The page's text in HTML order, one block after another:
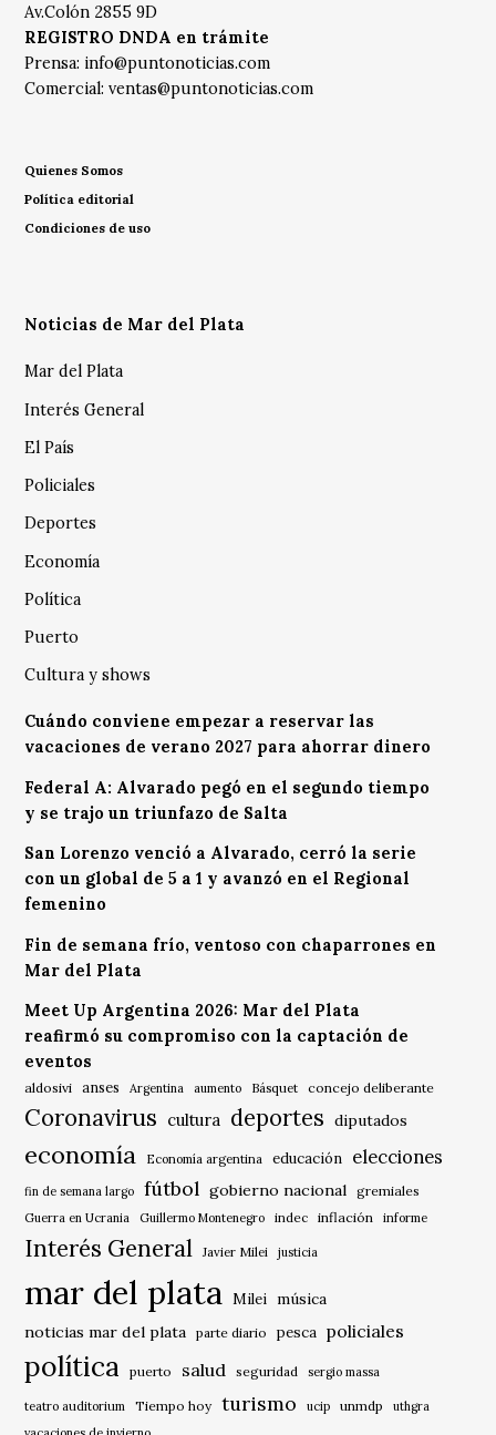
Av.Colón 2855 9D
REGISTRO DNDA en trámite
Prensa: info@puntonoticias.com
Comercial:ventas@puntonoticias.com
Quienes Somos
Política editorial
Condiciones de uso
Noticias de Mar del Plata
Mar del Plata
Interés General
El País
Policiales
Deportes
Economía
Política
Puerto
Cultura y shows
Cuándo conviene empezar a reservar las
vacaciones de verano 2027 para ahorrar dinero
Federal A: Alvarado pegó en el segundo tiempo
y se trajo un triunfazo de Salta
San Lorenzo venció a Alvarado, cerró la serie
con un global de 5 a 1 y avanzó en el Regional
femenino
Fin de semana frío, ventoso con chaparrones en
Mar del Plata
Meet Up Argentina 2026: Mar del Plata
reafirmó su compromiso con la captación de
eventos
aldosivi anses Argentina aumento Básquet concejo deliberante
Coronavirus cultura deportes diputados
economía Economía argentina educación elecciones
fin de semana largo fútbol gobierno nacional gremiales
Guerra en Ucrania Guillermo Montenegro indec inflación informe
Interés General Javier Milei justicia
mar del plata Milei música
noticias mar del plata
parte diario pesca policiales
política puerto salud seguridad sergio massa
teatro auditorium Tiempo hoy turismo ucip unmdp
uthgra